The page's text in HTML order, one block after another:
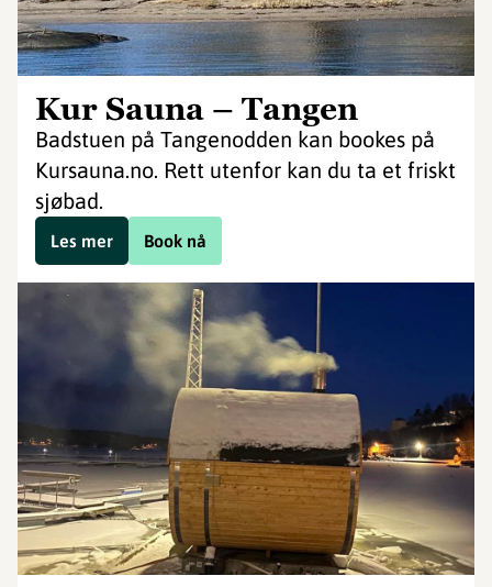
Kur Sauna – Tangen
Badstuen på Tangenodden kan bookes på
Kursauna.no. Rett utenfor kan du ta et friskt
sjøbad.
Book nå
Les mer